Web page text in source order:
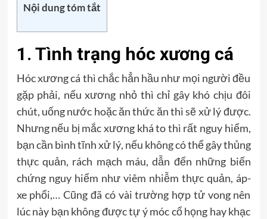
Nội dung tóm tắt
1. Tình trạng hóc xương cá
Hóc xương cá thì chắc hẳn hầu như mọi người đều
gặp phải, nếu xương nhỏ thì chỉ gây khó chịu đôi
chút, uống nước hoặc ăn thức ăn thì sẽ xử lý được.
Nhưng nếu bị mắc xương khá to thì rất nguy hiểm,
bạn cần bình tĩnh xử lý, nếu không có thể gây thủng
thực quản, rách mạch máu, dẫn đến những biến
chứng nguy hiểm như viêm nhiễm thực quản, áp-
xe phổi,… Cũng đã có vài trường hợp tử vong nên
lúc này bạn không được tự ý móc cổ họng hay khạc